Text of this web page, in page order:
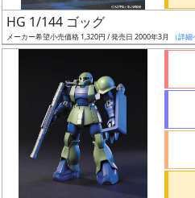
ー
タ
ー
HG 1/144 ゴッグ
メーカー希望小売価格 1,320円 / 発売日 2000年3月 （詳細